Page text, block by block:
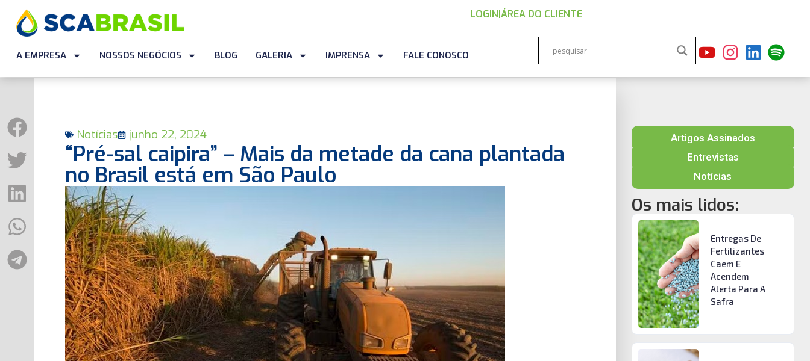
LOGIN |ÁREA DO CLIENTE
A EMPRESA NOSSOS NEGÓCIOS BLOG GALERIA IMPRENSA FALE CONOSCO
Notícias junho 22, 2024
“Pré-sal caipira” – Mais da metade da cana plantada
no Brasil está em São Paulo
Artigos Assinados
Entrevistas
Notícias
Os mais lidos:
Entregas De
Fertilizantes
Caem E
Acendem
Alerta Para A
Safra